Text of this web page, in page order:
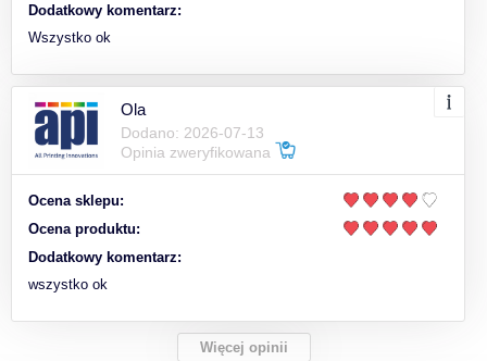
Dodatkowy komentarz:
Wszystko ok
Ola
Dodano: 2026-07-13
Opinia zweryfikowana
Ocena sklepu:
Ocena produktu:
Dodatkowy komentarz:
wszystko ok
Więcej opinii